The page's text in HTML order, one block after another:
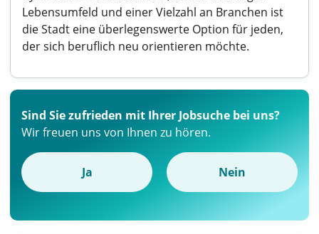
Lebensumfeld und einer Vielzahl an Branchen ist
die Stadt eine überlegenswerte Option für jeden,
der sich beruflich neu orientieren möchte.
Sind Sie zufrieden mit Ihrer Jobsuche bei uns?
Wir freuen uns von Ihnen zu hören.
Ja Nein